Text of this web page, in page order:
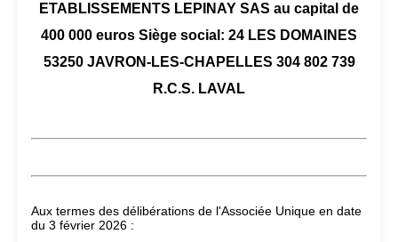
ETABLISSEMENTS LEPINAY SAS au capital de
400 000 euros Siège social: 24 LES DOMAINES
53250 JAVRON-LES-CHAPELLES 304 802 739
R.C.S. LAVAL
Aux termes des délibérations de l'Associée Unique en date
du 3 février 2026 :